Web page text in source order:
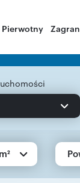
Pierwotny